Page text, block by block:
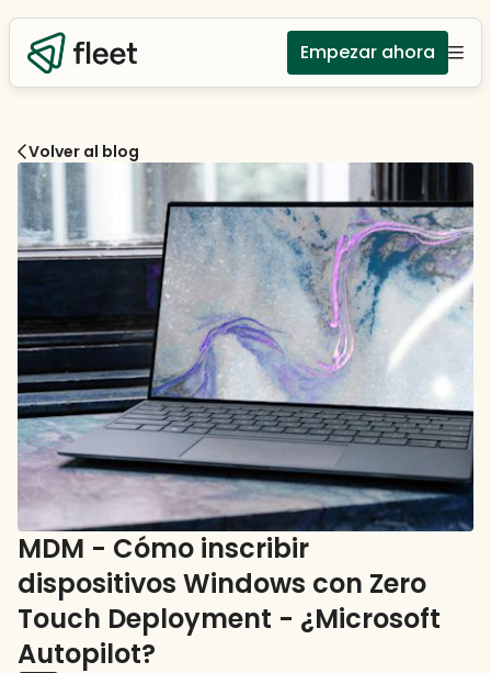
Empezar ahora
Volver al blog
MDM - Cómo inscribir
dispositivos Windows con Zero
Touch Deployment - ¿Microsoft
Autopilot?